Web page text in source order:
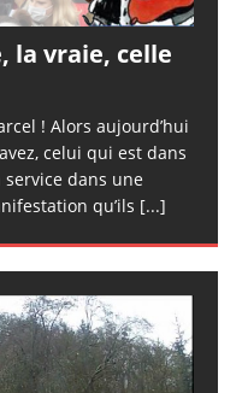
la vraie, celle
! Alors aujourd’hui
celui qui est dans
service dans une
qu’ils [...]